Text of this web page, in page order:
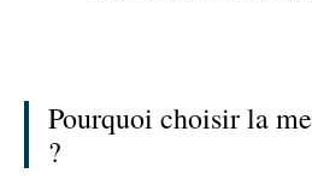
Pourquoi choisir la
?